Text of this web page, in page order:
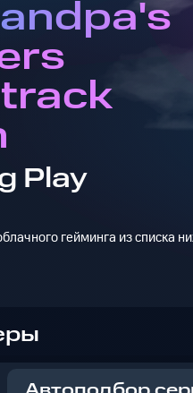
Play
гейминга из списка